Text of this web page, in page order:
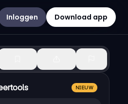
Inloggen Download app
NIEUW